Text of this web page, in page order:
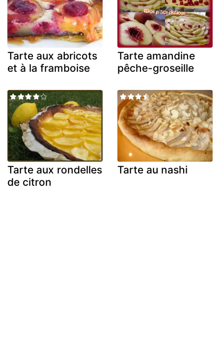
Tarte aux abricots
et à la framboise
Tarte amandine
pêche-groseille
Tarte aux rondelles
de citron
Tarte au nashi